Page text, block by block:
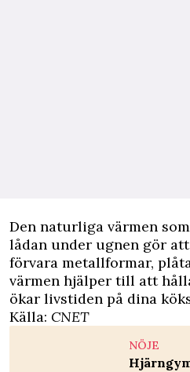
Den naturliga värmen
lådan under ugnen gör
förvara metallformar,
värmen hjälper till att
ökar livstiden på dina
Källa: CNET
NÖJE